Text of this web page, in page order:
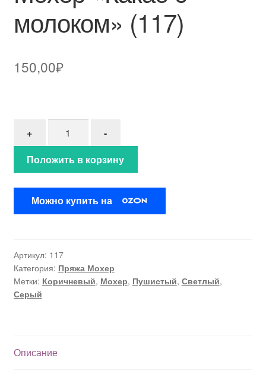
молоком» (117)
150,00₽
+
-
Положить в корзину
Можно купить на
Артикул: 117
Категория: Пряжа Мохер
Метки: Коричневый, Мохер, Пушистый, Светлый,
Серый
Описание